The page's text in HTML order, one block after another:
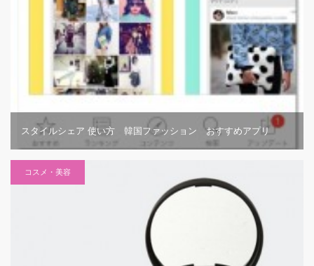
スタイルシェア 使い方 韓国ファッション おすすめアプリ
コスメ・美容